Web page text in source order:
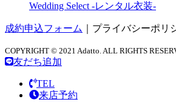
Wedding Select -レンタル衣装-
成約申込フォーム プライバシーポリ
COPYRIGHT © 2021 Adatto. ALL RIGHTS
友だち追加
TEL
来店予約